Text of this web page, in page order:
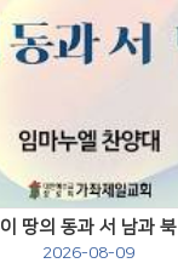
이 땅의 동과 서 남과 북
2026-08-09